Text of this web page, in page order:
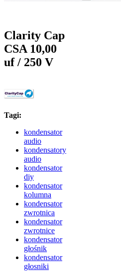
Clarity Cap
CSA 10,00
uf / 250 V
Tagi:
kondensator
audio
kondensatory
audio
kondensator
diy
kondensator
kolumna
kondensator
zwrotnica
kondensator
zwrotnice
kondensator
głośnik
kondensator
głosniki